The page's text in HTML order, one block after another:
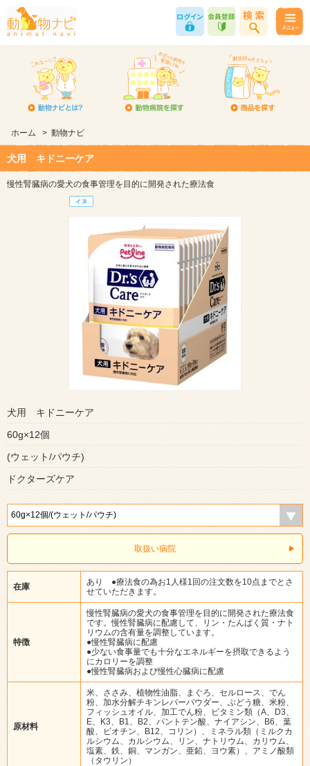
ホーム > 動物ナビ
犬用 キドニーケア
慢性腎臓病の愛犬の食事管理を目的に開発された療法食
犬用 キドニーケア
60g×12個
(ウェット/パウチ)
ドクターズケア
取扱い病院
在庫
あり ●療法食の為お1人様1回の注文数を10点までとさ
せていただきます。
特徴
慢性腎臓病の愛犬の食事管理を目的に開発された療法食
です。慢性腎臓病に配慮して、リン・たんぱく質・ナト
リウムの含有量を調整しています。
●慢性腎臓病に配慮
●少ない食事量でも十分なエネルギーを摂取できるよう
にカロリーを調整
●慢性腎臓病および慢性心臓病に配慮
原材料
米、ささみ、植物性油脂、まぐろ、セルロース、でん
粉、加水分解チキンレバーパウダー、ぶどう糖、米粉、
フィッシュオイル、加工でん粉、ビタミン類（A、D3、
E、K3、B1、B2、パントテン酸、ナイアシン、B6、葉
酸、ビオチン、B12、コリン）、ミネラル類（ミルクカ
ルシウム、カルシウム、リン、ナトリウム、カリウム、
塩素、鉄、銅、マンガン、亜鉛、ヨウ素）、アミノ酸類
（タウリン）